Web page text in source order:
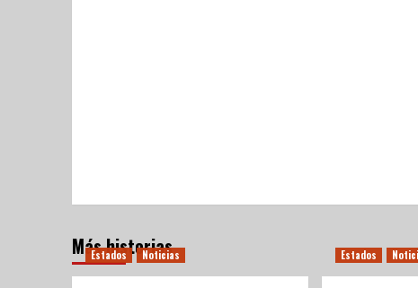
Más historias
Estados Noticias Estados